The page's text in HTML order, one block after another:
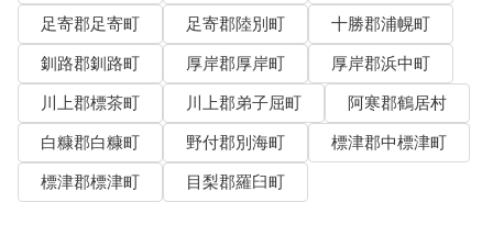
足寄郡足寄町
足寄郡陸別町
十勝郡浦幌町
釧路郡釧路町
厚岸郡厚岸町
厚岸郡浜中町
川上郡標茶町
川上郡弟子屈町
阿寒郡鶴居村
白糠郡白糠町
野付郡別海町
標津郡中標津町
標津郡標津町
目梨郡羅臼町